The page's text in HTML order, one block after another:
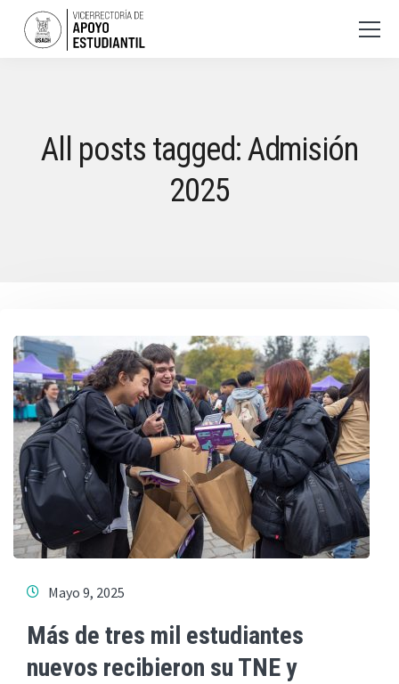
All posts tagged: Admisión
2025
Mayo 9, 2025
Más de tres mil estudiantes
nuevos recibieron su TNE y